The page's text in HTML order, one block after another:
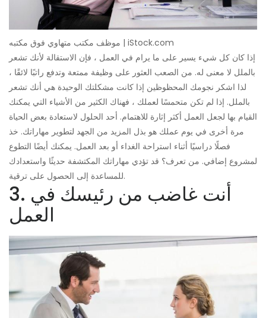
موظف مكتب متهاوي فوق مكتبه | iStock.com
إذا كان كل شيء يسير على ما يرام في العمل ، فإن الاستقالة لأنك تشعر
بالملل لا معنى له. من الصعب العثور على وظيفة ممتعة وتدفع راتبًا لائقًا ،
لذا اشكر نجومك المحظوظين إذا كانت مشكلتك الوحيدة هي أنك تشعر
بالملل. إذا لم تكن متحمسًا لعملك ، فهناك الكثير من الأشياء التي يمكنك
القيام بها لجعل العمل أكثر إثارة للاهتمام. أحد الحلول لاستعادة بعض الحياة
مرة أخرى في يوم عملك هو بذل المزيد من الجهد لتطوير مهاراتك. خذ
فصلًا دراسيًا أثناء استراحة الغداء أو بعد العمل. يمكنك أيضًا التطوع
لمشروع إضافي. من تعرف؟ قد تؤدي مهاراتك المكتشفة حديثًا واستعدادك
للمساعدة إلى الحصول على ترقية.
3. أنت غاضب من رئيسك في
العمل